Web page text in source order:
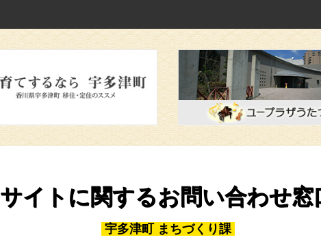
サイトに関するお問い合わせ窓
宇多津町 まちづくり課